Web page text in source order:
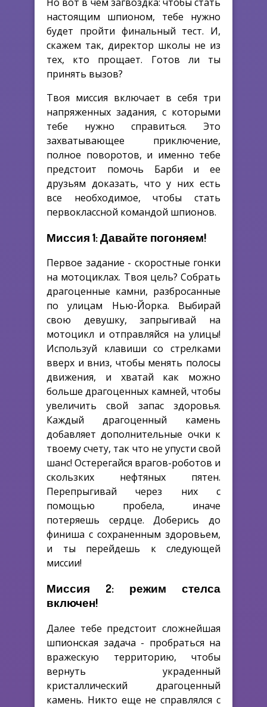
настоящим шпионом, тебе нужно
будет пройти финальный тест. И,
скажем так, директор школы не из
тех, кто прощает. Готов ли ты
принять вызов?
Твоя миссия включает в себя три
напряженных задания, с которыми
тебе нужно справиться. Это
захватывающее приключение,
полное поворотов, и именно тебе
предстоит помочь Барби и ее
друзьям доказать, что у них есть
все необходимое, чтобы стать
первоклассной командой шпионов.
Миссия 1: Давайте погоняем!
Первое задание - скоростные гонки
на мотоциклах. Твоя цель? Собрать
драгоценные камни, разбросанные
по улицам Нью-Йорка. Выбирай
свою девушку, запрыгивай на
мотоцикл и отправляйся на улицы!
Используй клавиши со стрелками
вверх и вниз, чтобы менять полосы
движения, и хватай как можно
больше драгоценных камней, чтобы
увеличить свой запас здоровья.
Каждый драгоценный камень
добавляет дополнительные очки к
твоему счету, так что не упусти свой
шанс! Остерегайся врагов-роботов и
скользких нефтяных пятен.
Перепрыгивай через них с
помощью пробела, иначе
потеряешь сердце. Доберись до
финиша с сохраненным здоровьем,
и ты перейдешь к следующей
миссии!
Миссия 2: режим стелса
включен!
Далее тебе предстоит сложнейшая
шпионская задача - пробраться на
вражескую территорию, чтобы
вернуть украденный
кристаллический драгоценный
камень. Никто еще не справлялся с